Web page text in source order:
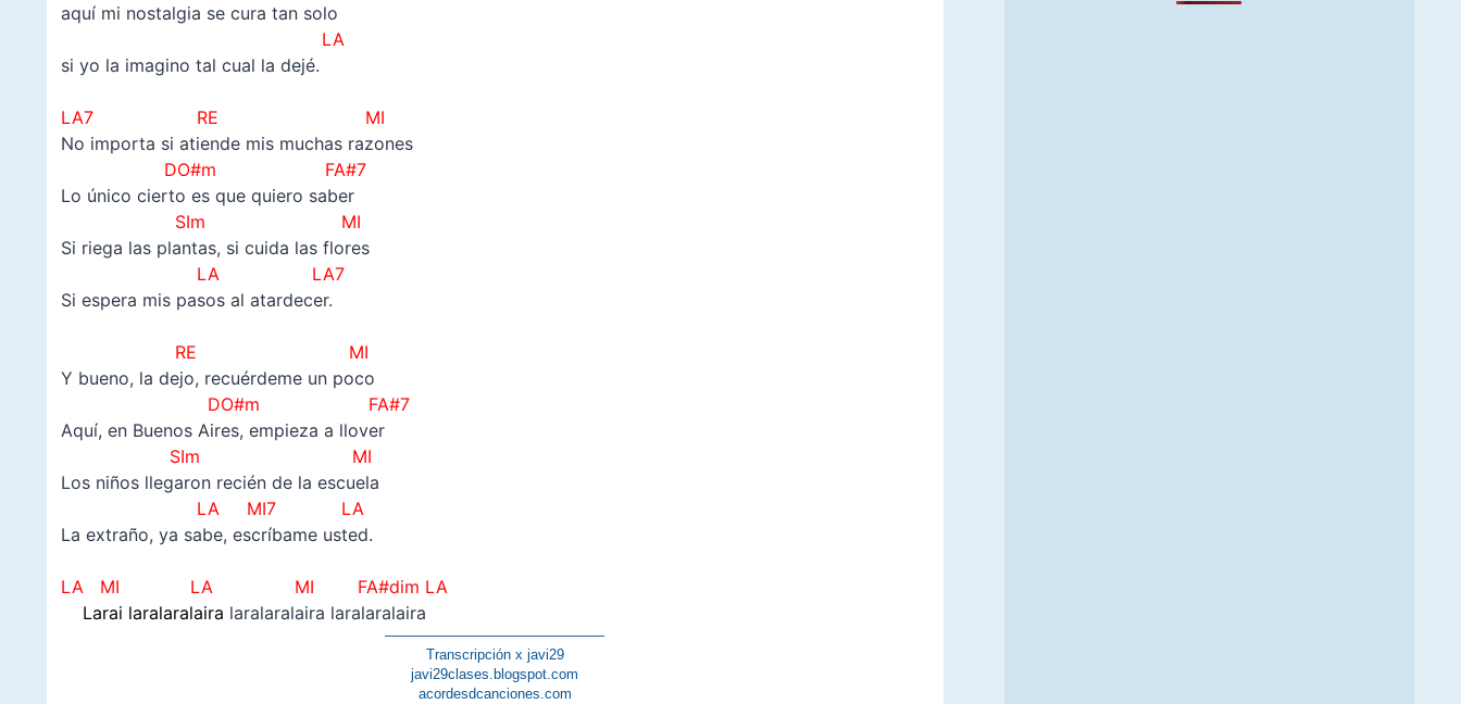
aquí mi nostalgia se cura tan solo
LA
si yo la imagino tal cual la dejé.
LA7 RE MI
No importa si atiende mis muchas razones
DO#m FA#7
Lo único cierto es que quiero saber
SIm
MI
Si riega las plantas, si cuida las flores
LA LA7
Si espera mis pasos al atardecer.
RE MI
Y bueno, la dejo, recuérdeme un poco
DO#m FA#7
Aquí, en Buenos Aires, empieza a llover
SIm
MI
Los niños llegaron recién de la escuela
LA MI7 LA
La extraño, ya sabe, escríbame usted.
LA MI LA
MI FA#dim LA
Larai laralaralaira laralaralaira laralaralaira
———————————————–
Transcripción x javi29
javi29clases.blogspot.com
acordesdcanciones.com